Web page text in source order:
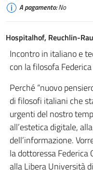
A pagamento:No
Hospitalhof, Reuchlin-
Incontro in italiano e
con la filosofa
Perché “nuovo
di filosofi italiani che
urgenti del nostro
all’estetica digitale,
dell’informazione.
la dottoressa
alla Libera Università